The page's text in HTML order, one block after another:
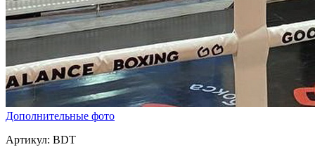
Дополнительные фото
Артикул: BDT